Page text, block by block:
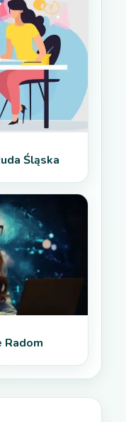
Śląska
Radom